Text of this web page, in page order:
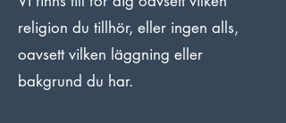
religion du tillhör, eller ingen alls,
oavsett vilken läggning eller
bakgrund du har.